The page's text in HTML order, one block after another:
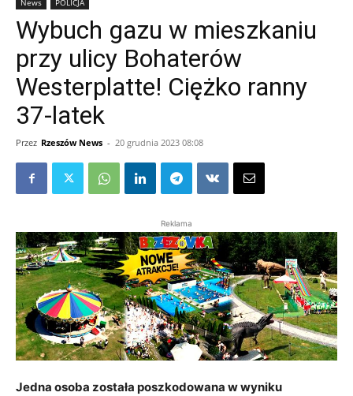
News POLICJA
Wybuch gazu w mieszkaniu
przy ulicy Bohaterów
Westerplatte! Ciężko ranny
37-latek
Przez Rzeszów News - 20 grudnia 2023 08:08
Reklama
Jedna osoba została poszkodowana w wyniku